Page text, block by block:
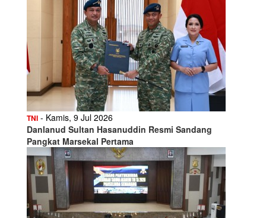
TNI - Kamis, 9 Jul 2026
Danlanud Sultan Hasanuddin Resmi Sandang
Pangkat Marsekal Pertama